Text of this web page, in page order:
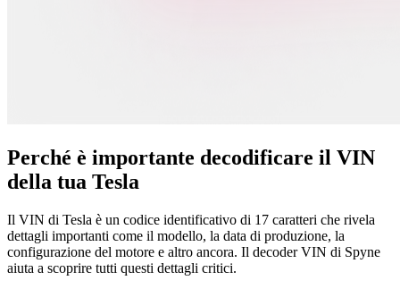
Perché è importante decodificare il VIN
della tua Tesla
Il VIN di Tesla è un codice identificativo di 17 caratteri che rivela
dettagli importanti come il modello, la data di produzione, la
configurazione del motore e altro ancora. Il decoder VIN di Spyne
aiuta a scoprire tutti questi dettagli critici.